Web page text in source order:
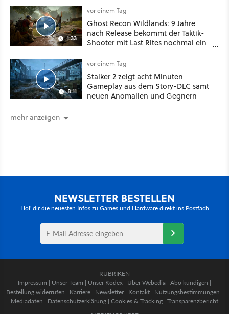
oder Diplomatie
1:33
vor einem Tag
Ghost Recon Wildlands: 9 Jahre
nach Release bekommt der Taktik-
Shooter mit Last Rites nochmal ein
8:11
vor einem Tag
Stalker 2 zeigt acht Minuten
Gameplay aus dem Story-DLC samt
neuen Anomalien und Gegnern
mehr anzeigen
NEWSLETTER BESTELLEN
Hol' dir die neuesten Infos zu Games und Hardware direkt ins Postfach
RUBRIKEN
Impressum | Unser Team | Unser Kodex | Über Webedia | Abo kündigen |
Bestellung widerrufen | Karriere | Newsletter | Kontakt | Nutzungsbestimmungen |
Mediadaten | Datenschutzerklärung | Cookies & Tracking | Transparenzbericht